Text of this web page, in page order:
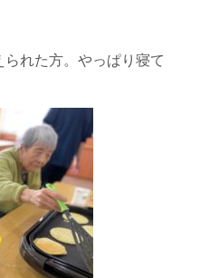
れた方。やっぱり寝て